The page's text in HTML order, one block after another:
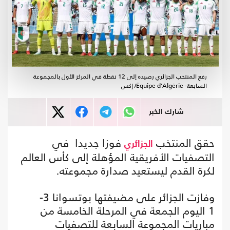
رفع المنتخب الجزائري رصيده إلى 12 نقطة في المركز الأول بالمجموعة
السابعة- Équipe d'Algérie/ إكس
شارك الخبر
حقق المنتخب الجزائري فوزا جديدا في
التصفيات الأفريقية المؤهلة إلى كأس العالم
لكرة القدم ليستعيد صدارة مجموعته.
وفازت الجزائر على مضيفتها بوتسوانا 3-
1 اليوم الجمعة في المرحلة الخامسة من
مباريات المجموعة السابعة للتصفيات